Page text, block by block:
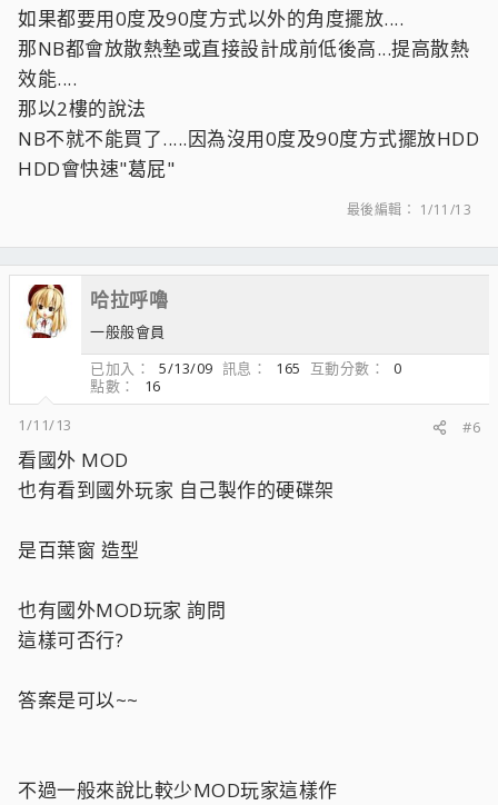
如果都要用0度及90度方式以外的角度擺放....
那NB都會放散熱墊或直接設計成前低後高...提高散熱
效能....
那以2樓的說法
NB不就不能買了.....因為沒用0度及90度方式擺放HDD
HDD會快速"葛屁"
最後編輯： 1/11/13
哈拉呼嚕
一般般會員
已加入
5/13/09 訊息 165 互動分數
0
點數
16
1/11/13
#6
看國外 MOD
也有看到國外玩家 自己製作的硬碟架
是百葉窗 造型
也有國外MOD玩家 詢問
這樣可否行?
答案是可以~~
不過一般來說比較少MOD玩家這樣作